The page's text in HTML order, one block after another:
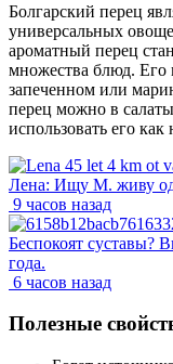
Болгарский перец
универсальных
ароматный перец
множества блюд. Его
запеченном или
перец можно в
использовать его
Лена: Ищу М. живу
9 часов назад
Беспокоят суставы?
года.
6 часов назад
Полезные